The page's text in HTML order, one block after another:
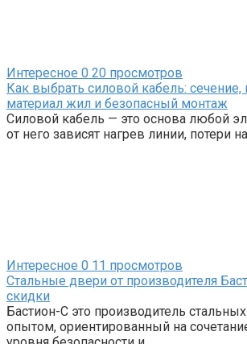
Интересное 0 20 просмотров
Как выбрать силовой кабель:
материал жил и безопасный монтаж
Силовой кабель — это основа любой
от него зависят нагрев линии, потери
Интересное 0 11 просмотров
Стальные двери от производителя
скидки
Бастион-С это производитель
опытом, ориентированный на